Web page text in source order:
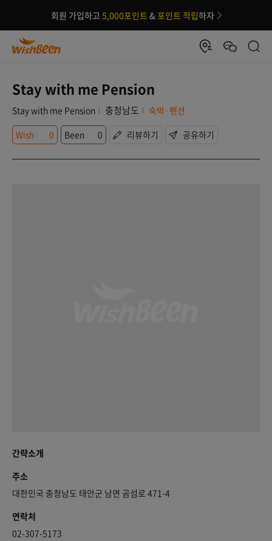
회원 가입하고 5,000포인트 &포인트 적립하자
Stay with me Pension
Stay with me Pension 충청남도
숙박·펜션
Wish
0 Been 0 리뷰하기 공유하기
간략소개
주소
대한민국 충청남도 태안군 남면 곰섬로 471-4
연락처
02-307-5173